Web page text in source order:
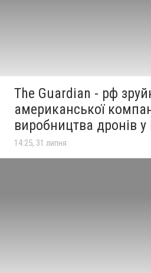
The Guardian - рф
американської
виробництва дронів у
14:25, 31 липня